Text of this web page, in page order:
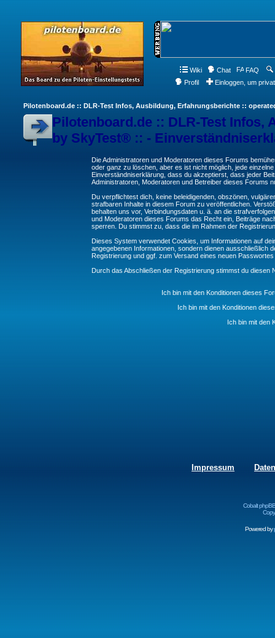
Wiki Chat FAQ
Profil
Einloggen, um
Pilotenboard.de :: DLR-Test Infos, Ausbildung, Erfahrungsberichte ::
Pilotenboard.de :: DLR-Test
by SkyTest® :: -
Die Administratoren und Moderatoren dieses Forums
oder ganz zu löschen, aber es ist nicht möglich, jede
Einverständniserklärung, dass du akzeptierst, dass jeder
Administratoren, Moderatoren und Betreiber dieses Forums
Du verpflichtest dich, keine beleidigenden, obszönen,
strafbaren Inhalte in diesem Forum zu veröffentlichen.
behalten uns vor, Verbindungsdaten u. ä. an die
und Moderatoren dieses Forums das Recht ein, Beiträge
sperren. Du stimmst zu, dass die im Rahmen der
Dieses System verwendet Cookies, um Informationen auf
angegebenen Informationen, sondern dienen ausschließlich
Registrierung und ggf. zum Versand eines neuen
Durch das Abschließen der Registrierung stimmst du diesen
Ich bin mit den Konditionen dieses
Ich bin mit den Konditionen
Ich bin mit den
Impressum
Cobalt
Powered by